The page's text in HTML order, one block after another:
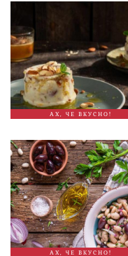
АХ, ЧЕ ВКУСНО!
АХ, ЧЕ ВКУСНО!